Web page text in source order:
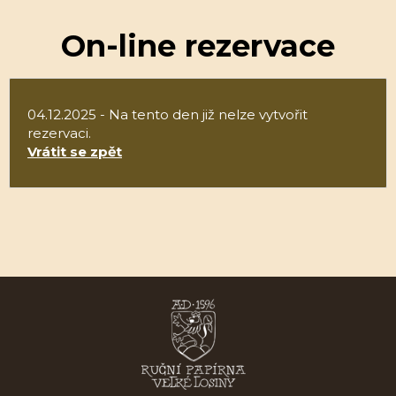
On-line rezervace
04.12.2025 - Na tento den již nelze vytvořit
rezervaci.
Vrátit se zpět